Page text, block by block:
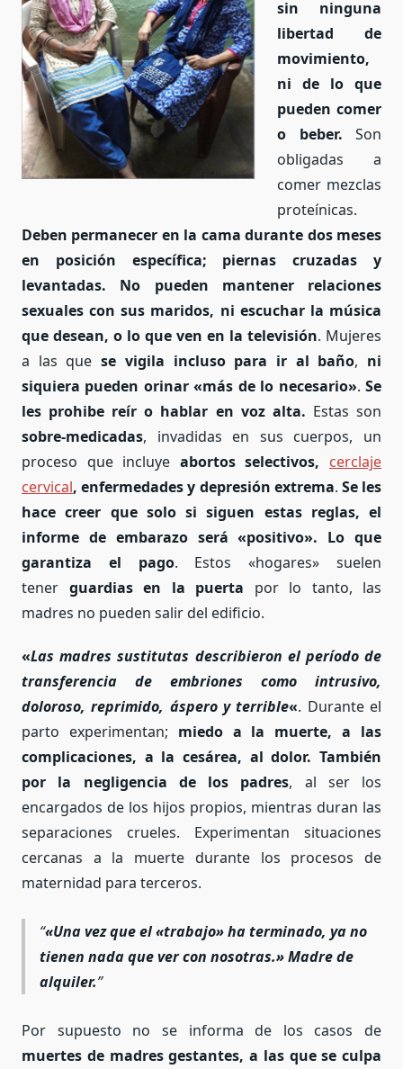
sin ninguna
libertad de
movimiento,
ni de lo que
pueden comer
o beber. Son
obligadas a
comer mezclas
proteínicas.
Deben permanecer en la cama durante dos meses
en posición específica; piernas cruzadas y
levantadas. No pueden mantener relaciones
sexuales con sus maridos, ni escuchar la música
que desean, o lo que ven en la televisión. Mujeres
a las quese vigila incluso para ir al baño, ni
siquiera pueden orinar «más de lo necesario».Se
les prohibe reír o hablar en voz alta. Estas son
sobre-medicadas, invadidas en sus cuerpos, un
proceso que incluye abortos selectivos, cerclaje
cervical, enfermedades y depresión extrema. Se les
hace creer que solo si siguen estas reglas, el
informe de embarazo será «positivo». Lo que
garantiza el pago. Estos «hogares» suelen
tener guardias en la puerta por lo tanto, las
madres no pueden salir del edificio.
«Las madres sustitutas describieron el período de
transferencia de embriones como intrusivo,
doloroso, reprimido, áspero y terrible«. Durante el
parto experimentan; miedo a la muerte, a las
complicaciones, a la cesárea, al dolor. También
por la negligencia de los padres, al ser los
encargados de los hijos propios, mientras duran las
separaciones crueles. Experimentan situaciones
cercanas a la muerte durante los procesos de
maternidad para terceros.
«Una vez que el «trabajo» ha terminado, ya no
tienen nada que ver con nosotras.» Madre de
alquiler.
Por supuesto no se informa de los casos de
muertes de madres gestantes, a las que se culpa